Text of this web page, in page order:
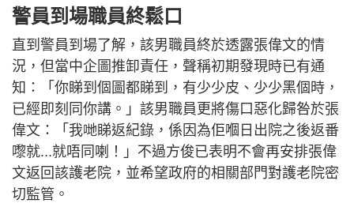
警員到場職員終鬆口
直到警員到場了解，該男職員終於透露張偉文的情
況，但當中企圖推卸責任，聲稱初期發現時已有通
知：「你睇到個圖都睇到，有少少皮、少少黑個時，
已經即刻同你講。」該男職員更將傷口惡化歸咎於張
偉文：「我哋睇返紀錄，係因為佢嗰日出院之後返番
嚟就...就唔同喇！」不過方俊已表明不會再安排張偉
文返回該護老院，並希望政府的相關部門對護老院密
切監管。